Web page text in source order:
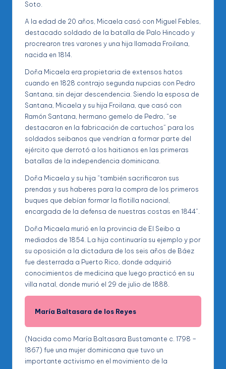
Soto.
A la edad de 20 años, Micaela casó con Miguel Febles,
destacado soldado de la batalla de Palo Hincado y
procrearon tres varones y una hija llamada Froilana,
nacida en 1814.
Doña Micaela era propietaria de extensos hatos
cuando en 1828 contrajo segunda nupcias con Pedro
Santana, sin dejar descendencia. Siendo la esposa de
Santana, Micaela y su hija Froilana, que casó con
Ramón Santana, hermano gemelo de Pedro, “se
destacaron en la fabricación de cartuchos” para los
soldados seibanos que vendrían a formar parte del
ejército que derrotó a los haitianos en las primeras
batallas de la independencia dominicana.
Doña Micaela y su hija “también sacrificaron sus
prendas y sus haberes para la compra de los primeros
buques que debían formar la flotilla nacional,
encargada de la defensa de nuestras costas en 1844”.
Doña Micaela murió en la provincia de El Seibo a
mediados de 1854. La hija continuaría su ejemplo y por
su oposición a la dictadura de los seis años de Báez
fue desterrada a Puerto Rico, donde adquirió
conocimientos de medicina que luego practicó en su
villa natal, donde murió el 29 de julio de 1888.
María Baltasara de los Reyes
(Nacida como María Baltasara Bustamante c. 1798 –
1867) fue una mujer dominicana que tuvo un
importante activismo en el movimiento de la